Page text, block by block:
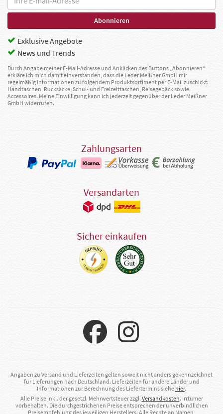
Exklusive Angebote
News und Trends
Durch Angabe meiner E-Mail-Adresse und Anklicken des Buttons „Abonnieren“
erkläre ich mich damit einverstanden, dass die Leder Meißner GmbH mir
regelmäßig Informationen zu folgendem Produktsortiment per E-Mail zuschickt:
Handtaschen, Rucksäcke, Schul- und Freizeittaschen, Reisegepäck sowie
Accessoires. Meine Einwilligung kann ich jederzeit gegenüber der Leder Meißner
GmbH widerrufen.
Zahlungsarten
Versandarten
Sicher einkaufen
Angaben zu Versand und Lieferzeiten gelten soweit nicht anders gekennzeichnet
für Lieferungen nach Deutschland. Lieferzeiten für andere Länder und
Informationen zur Berechnung des Liefertermins siehe hier.
Alle Preise inkl. der gesetzl. Mehrwertsteuer zzgl. Versandkosten. Irrtümer
vorbehalten. Die durchgestrichenen Preise entsprechen der unverbindlichen
Preisempfehlung des jeweiligen Herstellers. Alle Rechte an Namen,